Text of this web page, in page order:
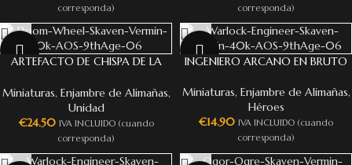
corresponda)
corresponda)
ARTEFACTO DE CHISPA DE LA
Miniaturas, Enjambre de Alimañas,
Unidad
€24.50 IVA INCLUIDO (cuando
corresponda)
INGENIERO ARCANO EN BRUTO
Miniaturas, Enjambre de Alimañas,
Héroes
€14.90 IVA INCLUIDO (cuando
corresponda)